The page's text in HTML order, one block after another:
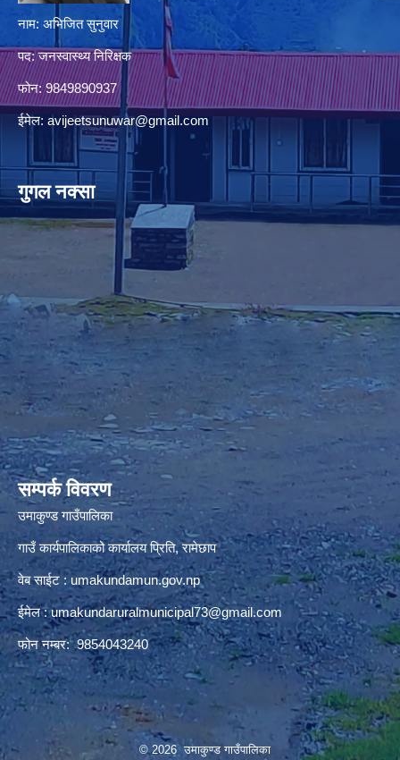
नाम: अभिजित सुनुवार
पद: जनस्वास्थ्य निरिक्षक
फोन: 9849890937
ईमेल: avijeetsunuwar@gmail.com
गुगल नक्सा
premium bootstrap themes
सम्पर्क विवरण
उमाकुण्ड गाउँपालिका
गाउँ कार्यपालिकाको कार्यालय प्रिति, रामेछाप
वेब साईट : umakundamun.gov.np
ईमेल :umakundaruralmunicipal73@gmail.com
फोन नम्बर: 9854043240
© 2026 उमाकुण्ड गाउँपालिका